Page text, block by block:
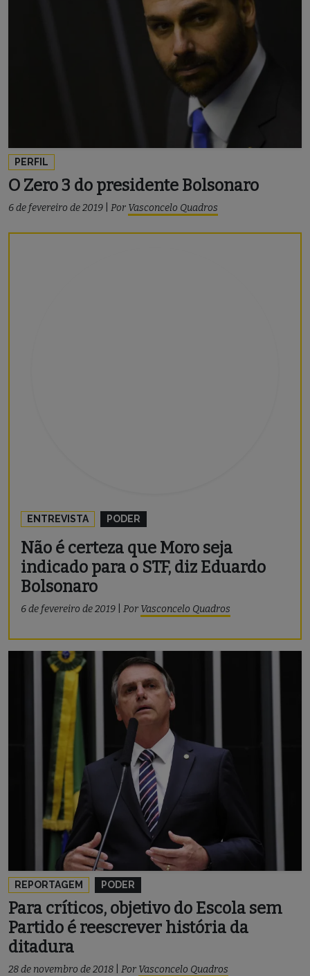
PERFIL
O Zero 3 do presidente Bolsonaro
6 de fevereiro de 2019 Por Vasconcelo Quadros
ENTREVISTA PODER
Não é certeza que Moro seja
indicado para o STF, diz Eduardo
Bolsonaro
6 de fevereiro de 2019 Por Vasconcelo Quadros
REPORTAGEM PODER
Para críticos, objetivo do Escola sem
Partido é reescrever história da
ditadura
28 de novembro de 2018 Por Vasconcelo Quadros